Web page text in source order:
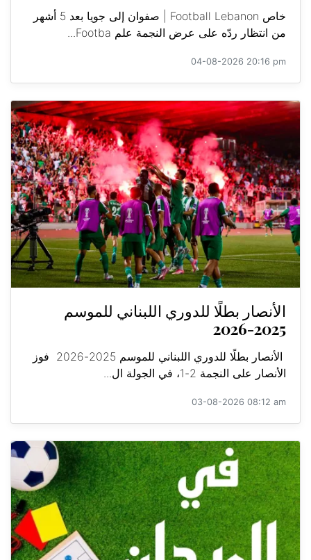
خاص Football Lebanon | صفوان إلى جويا بعد 5 أشهر
من انتظار ردّه على عرض النجمة علم Footba...
04-08-2026 20:16 pm
الأنصار بطلًا للدوري اللبناني للموسم
2025-2026
الأنصار بطلًا للدوري اللبناني للموسم 2025-2026 فوز
الأنصار على النجمة 2-1، في الجولة ال...
03-08-2026 08:12 am